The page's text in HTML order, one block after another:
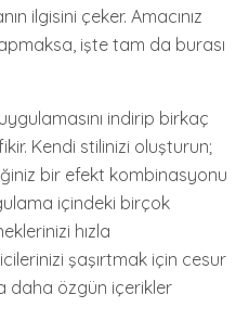
ilgisini çeker. Amacınız
işte tam da burası
indirip birkaç
Kendi stilinizi oluşturun;
bir efekt kombinasyonu
içindeki birçok
hızla
şaşırtmak için cesur
daha özgün içerikler